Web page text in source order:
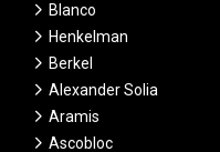
Blanco
Henkelman
Berkel
Alexander Solia
Aramis
Ascobloc